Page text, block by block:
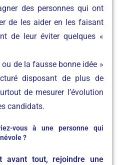
des personnes qui ont
de les aider en les faisant
de leur éviter quelques «
de la fausse bonne idée »
disposant de plus de
de mesurer l’évolution
candidats.
vous à une personne qui
?
avant tout, rejoindre une